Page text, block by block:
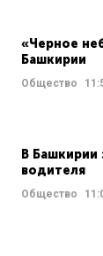
«Черное
Башкирии
Общество
В Башкирии
водителя
Общество